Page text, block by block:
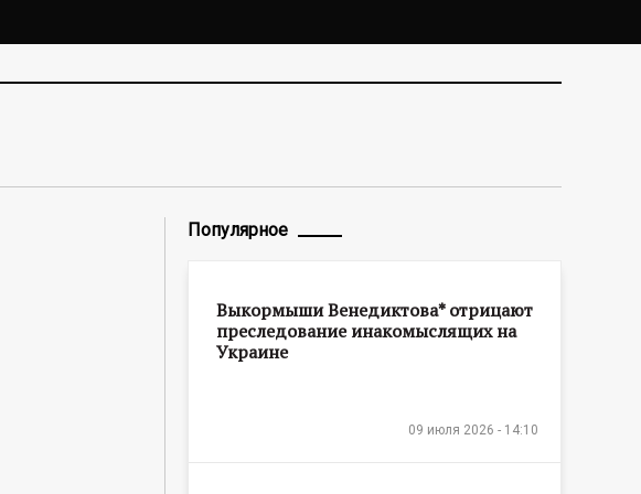
Популярное
Выкормыши Венедиктова* отрицают
преследование инакомыслящих на
Украине
09 июля 2026 - 14:10